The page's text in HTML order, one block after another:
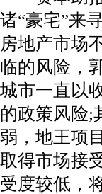
诸“豪宅”来
房地产市场
临的风险，
城市一直以
的政策风险;
弱，地王项
取得市场接
受度较低，